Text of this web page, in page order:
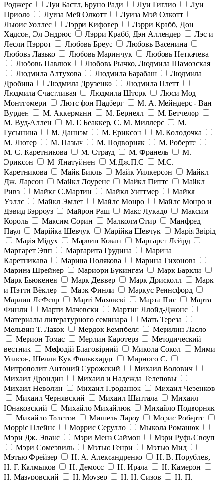
Роджерс
Луи Бастл, Бруно Ради Луи Гиглио
Луи
Приоло
Луиза Мей Олкотт
Луиза Мэй Олкотт
Льюис Уоллес
Лэрри Кифовер
Лэрри Крабб, Дон
Хадсон, Эл Эндрюс
Лэрри Крабб, Дэн Аллендер
Лэс и
Лесли Пэррот
Любовь Бреус
Любовь Васенина
Любовь Лазько
Любовь Маринчук
Любовь Неткачева
Любовь Павлюк
Любовь Рычко, Людмила Шамовская
Людмила Алтухова
Людмила Барабаш
Людмила
Дробина
Людмила Друзенко
Людмила Плетт
Людмила Счастливая
Людмила Шторк
Люси Мод
Монтгомери
Лютс фон Падберг
М. А. Мейндерс - Ван
Вурден
М. Аккерманн М. Бернелл
М. Бетчелор
М. Вуд-Аллен
М. Г. Беаккер, С. М. Миллерс
М.
Гусынина
М. Даннэм М. Ериксон
М. Колодочка
М. Лютер
М. Пазыч М. Подворняк
М. Робертс
М. С. Каретникова
М. Страуд М. Франель
М.
Эриксон
М. Янатуйнен М.Дж.П.С
М.С.
Каретникова
Майк Бикль Майк Уилкерсон
Майкл
Дж. Ларсон
Майкл Лоуренс Майкл Питтс
Майкл
Ривз
Майкл С.Мартин Майкл Уиттмер
Майкл
Уэллс
Майкл Эмлет Майлс Монро
Майлс Монро и
Дэвид Бэрроуз
Майрон Раш Макс Лукадо
Максим
Король
Максим Сорин Малколм Стир
Манфред
Паул
Марійка Шевчук Марійка Шевчук
Марія Звірід
Марія Мідух
Марвин Кован
Маргарет Лейрд
Маргарет Эпп
Маргарита Грудина
Марина
Каретникава
Марина Полякова
Марина Тихонова
Марина Шрейнер
Мариори Букингам
Марк Баркли
Марк Бьюкенен
Марк Деввер Марк Дрисколл
Марк
и Пэтти Вёклер
Марк Финли
Маркус Реинсфорд
Марлин ЛеФевр
Марті Маховскі Марта Пис
Марта
Финли
Марти Мачовски
Мартин Ллойд-Джонс
Материалы литературного семинара
Мать Тереза
Мельвин Т. Лакок
Мердок Кемпбелл
Мерилин Ласло
Мерион Томас
Мерлин Каротерз
Методический
вестник
Мефодій Благовірний Микола Сокол
Мими
Уилсон, Шелли Кук Фолькхардт
Мирного С.
Митрополит Антоний Сурожский
Михаил Волович
Михаил Дрондин
Михаил и Надежда Телеповы
Михаил Неволин
Михаил Проданюк
Михаил Черенков
Михаил Чернявский
Михаил Шаптала
Михаил
Юнаковский
Михайло Михайлюк
Михайло Подворняк
Михайло Толстов
Мишель Лароу
Морис Робертс
Морріс Плейнс
Моррис Серулло
Мыкола Романюк
Мэри Дж. Эванс
Мэри Менз Саймон
Мэри Руфь Своуп
Мэри Сомервиль
Мэтью Генри
Мэтью Мид
Мэтью Фрейзер
Н. А. Александренко
Н. В. Порублев,
Н. Г. Калмыков
Н. Демосс Н. Ирала
Н. Камерон
Н. Мазуровский
Н. Моузер Н. Н. Сизов
Н. П.